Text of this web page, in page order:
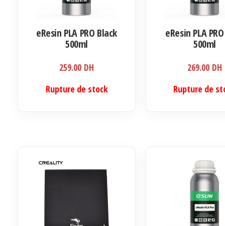
eResin PLA PRO Black
500ml
259.00 DH
Rupture de stock
eResin PLA
500ml
269.00 DH
Rupture de